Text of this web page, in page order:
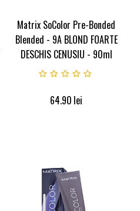
Matrix SoColor Pre-Bonded
Blended - 9A BLOND FOARTE
DESCHIS CENUSIU - 90ml
64.90 lei